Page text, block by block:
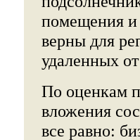
помещения и
верны для
удаленных
По оценкам
вложения
все равно: